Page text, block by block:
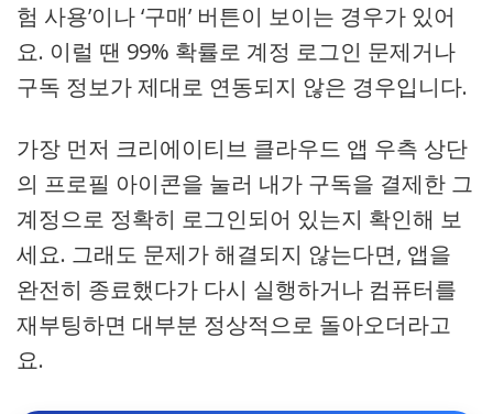
험 사용’이나 ‘구매’ 버튼이 보이는 경우가 있어
요. 이럴 땐 99% 확률로 계정 로그인 문제거나
구독 정보가 제대로 연동되지 않은 경우입니다.
가장 먼저 크리에이티브 클라우드 앱 우측 상단
의 프로필 아이콘을 눌러 내가 구독을 결제한 그
계정으로 정확히 로그인되어 있는지 확인해 보
세요. 그래도 문제가 해결되지 않는다면, 앱을
완전히 종료했다가 다시 실행하거나 컴퓨터를
재부팅하면 대부분 정상적으로 돌아오더라고
요.